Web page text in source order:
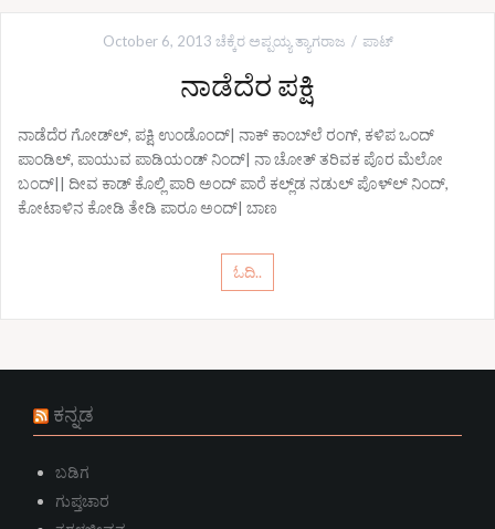
October 6, 2013 ಚೆಕ್ಕೆರ ಅಪ್ಪಯ್ಯ ತ್ಯಾಗರಾಜ ಪಾಟ್
ನಾಡೆದೆರ ಪಕ್ಷಿ
ನಾಡೆದೆರ ಗೋಡ್‌ಲ್, ಪಕ್ಷಿ ಉಂಡೊಂದ್| ನಾಕ್ ಕಾಂಬ್‌ಲೆ ರಂಗ್, ಕಳಿಪ ಒಂದ್
ಪಾಂಡಿಲ್, ಪಾಯುವ ಪಾಡಿಯಂಡ್ ನಿಂದ್| ನಾ ಚೋತ್ ತರಿವಕ ಪೊರ ಮೆಲೋ
ಬಂದ್|| ದೀವ ಕಾಡ್‌ ಕೊಲ್ಲಿ ಪಾರಿ ಅಂದ್ ಪಾರೆ ಕಲ್ಲ್‌ಡ ನಡುಲ್ ಪೊಳ್‌ಲ್ ನಿಂದ್,
ಕೋಟಾಳಿನ ಕೋಡಿ ತೇಡಿ ಪಾರೂ ಅಂದ್| ಬಾಣ
ಓದಿ..
ಕನ್ನಡ
ಬಡಿಗ
ಗುಪ್ತಚಾರ